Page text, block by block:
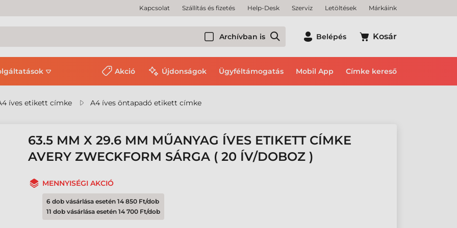
Kapcsolat Szállítás és fizetés Help-Desk Szerviz Letöltések Márkáink
Archívban is Belépés Kosár
Akció Újdonságok Ügyféltámogatás Mobil App Címke kereső
íves etikett címke A4 íves öntapadó etikett címke
63.5 MM X 29.6 MM MŰANYAG ÍVES ETIKETT CÍMKE
AVERY ZWECKFORM SÁRGA ( 20 ÍV/DOBOZ )
MENNYISÉGI AKCIÓ
6 dob vásárlása esetén 14 850 Ft/dob
11 dob vásárlása esetén 14 700 Ft/dob